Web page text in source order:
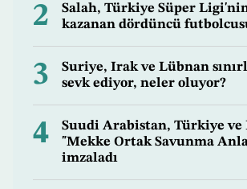
2
Salah, Türkiye Süper
kazanan dördüncü
3
Suriye, Irak ve Lübnan
sevk ediyor, neler oluyor?
4
Suudi Arabistan, Türkiye ve
"Mekke Ortak Savunma
imzaladı